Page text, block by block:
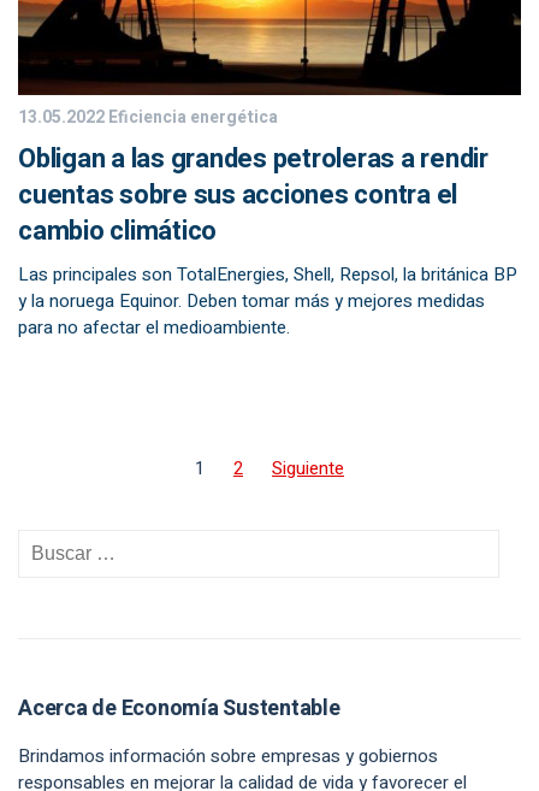
13.05.2022Eficiencia energética
Obligan a las grandes petroleras a rendir
cuentas sobre sus acciones contra el
cambio climático
Las principales son TotalEnergies, Shell, Repsol, la británica BP
y la noruega Equinor. Deben tomar más y mejores medidas
para no afectar el medioambiente.
1 2 Siguiente
Acerca de Economía Sustentable
Brindamos información sobre empresas y gobiernos
responsables en mejorar la calidad de vida y favorecer el